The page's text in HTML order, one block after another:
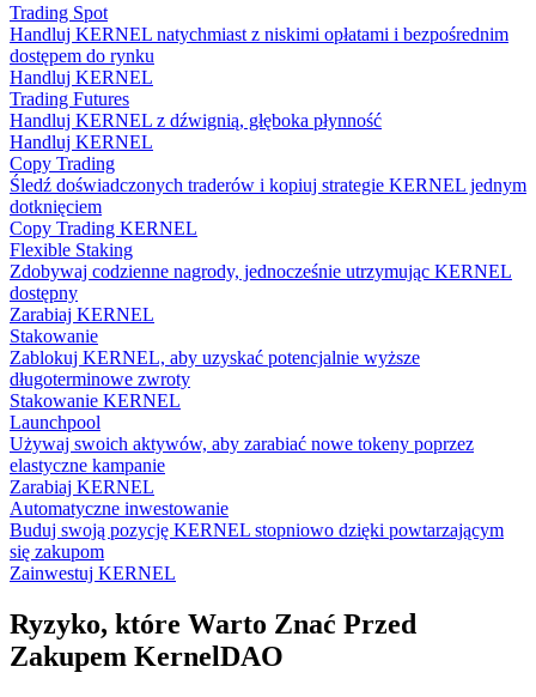
Trading Spot
Handluj KERNEL natychmiast z niskimi opłatami i bezpośrednim
dostępem do rynku
Handluj KERNEL
Trading Futures
Handluj KERNEL z dźwignią, głęboka płynność
Handluj KERNEL
Copy Trading
Śledź doświadczonych traderów i kopiuj strategie KERNEL jednym
dotknięciem
Copy Trading KERNEL
Flexible Staking
Zdobywaj codzienne nagrody, jednocześnie utrzymując KERNEL
dostępny
Zarabiaj KERNEL
Stakowanie
Zablokuj KERNEL, aby uzyskać potencjalnie wyższe
długoterminowe zwroty
Stakowanie KERNEL
Launchpool
Używaj swoich aktywów, aby zarabiać nowe tokeny poprzez
elastyczne kampanie
Zarabiaj KERNEL
Automatyczne inwestowanie
Buduj swoją pozycję KERNEL stopniowo dzięki powtarzającym
się zakupom
Zainwestuj KERNEL
Ryzyko, które Warto Znać Przed
Zakupem KernelDAO